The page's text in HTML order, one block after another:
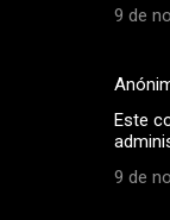
9 de
Este
9 de